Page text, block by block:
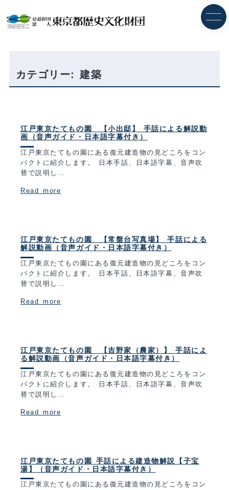
カテゴリー:建築
江戸東京たてもの園 【小出邸】 手話による解説動
画（音声ガイド・日本語字幕付き）
江戸東京たてもの園にある復元建造物の見どころをコン
パクトに紹介します。 日本手話、日本語字幕、音声吹
替で説明し…
Read more
江戸東京たてもの園 【常盤台写真場】 手話による
解説動画（音声ガイド・日本語字幕付き）
江戸東京たてもの園にある復元建造物の見どころをコン
パクトに紹介します。 日本手話、日本語字幕、音声吹
替で説明し…
Read more
江戸東京たてもの園 【吉野家（農家）】 手話によ
る解説動画（音声ガイド・日本語字幕付き）
江戸東京たてもの園にある復元建造物の見どころをコン
パクトに紹介します。 日本手話、日本語字幕、音声吹
替で説明し…
Read more
江戸東京たてもの園 手話による建造物解説【子宝
湯】（音声ガイド・日本語字幕付き）
江戸東京たてもの園にある復元建造物の見どころをコン